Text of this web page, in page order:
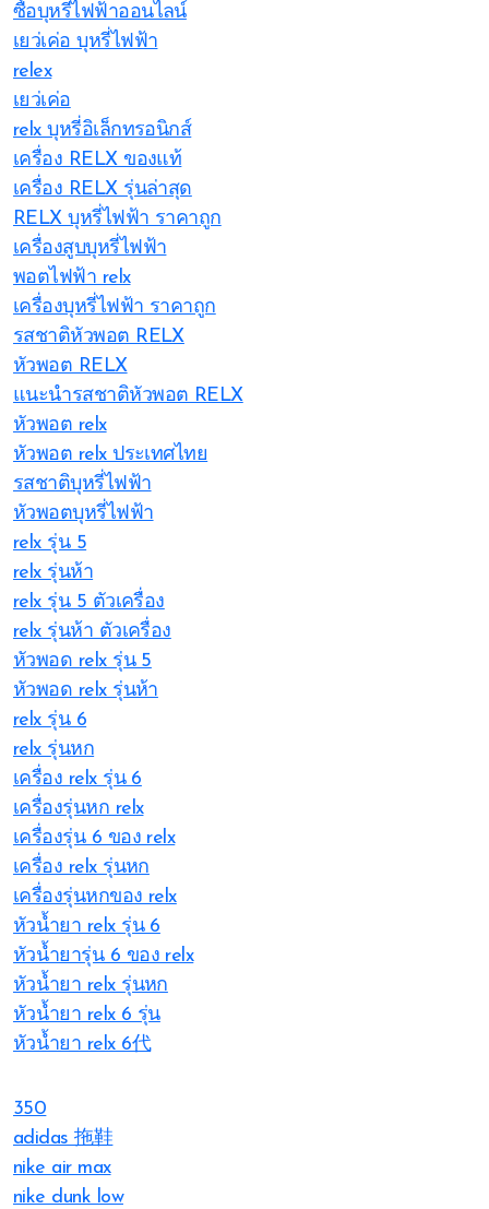
ซื้อบุหรี่ไฟฟ้าออนไลน์
เยว่เค่อ บุหรี่ไฟฟ้า
relex
เยว่เค่อ
relx บุหรี่อิเล็กทรอนิกส์
เครื่อง RELX ของแท้
เครื่อง RELX รุ่นล่าสุด
RELX บุหรี่ไฟฟ้า ราคาถูก
เครื่องสูบบุหรี่ไฟฟ้า
พอตไฟฟ้า relx
เครื่องบุหรี่ไฟฟ้า ราคาถูก
รสชาติหัวพอต RELX
หัวพอต RELX
แนะนำรสชาติหัวพอต RELX
หัวพอต relx
หัวพอต relx ประเทศไทย
รสชาติบุหรี่ไฟฟ้า
หัวพอตบุหรี่ไฟฟ้า
relx รุ่น 5
relx รุ่นห้า
relx รุ่น 5 ตัวเครื่อง
relx รุ่นห้า ตัวเครื่อง
หัวพอด relx รุ่น 5
หัวพอด relx รุ่นห้า
relx รุ่น 6
relx รุ่นหก
เครื่อง relx รุ่น 6
เครื่องรุ่นหก relx
เครื่องรุ่น 6 ของ relx
เครื่อง relx รุ่นหก
เครื่องรุ่นหกของ relx
หัวน้ำยา relx รุ่น 6
หัวน้ำยารุ่น 6 ของ relx
หัวน้ำยา relx รุ่นหก
หัวน้ำยา relx 6 รุ่น
หัวน้ำยา relx 6代
350
adidas 拖鞋
nike air max
nike dunk low